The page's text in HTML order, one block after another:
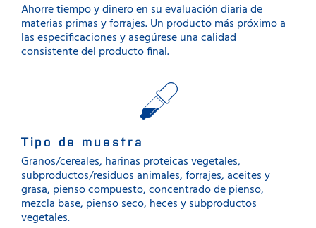
Ahorre tiempo y dinero en su evaluación diaria de
materias primas y forrajes. Un producto más próximo a
las especificaciones y asegúrese una calidad
consistente del producto final.
Tipo de muestra
Granos/cereales, harinas proteicas vegetales,
subproductos/residuos animales, forrajes, aceites y
grasa, pienso compuesto, concentrado de pienso,
mezcla base, pienso seco, heces y subproductos
vegetales.